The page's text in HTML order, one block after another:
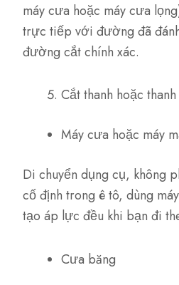
máy cưa hoặc máy cưa
trực tiếp với đường đã
đường cắt chính xác.
Cắt thanh hoặc thanh
Máy cưa hoặc máy
Di chuyển dụng cụ, không
cố định trong ê tô, dùng
tạo áp lực đều khi bạn đi
Cưa băng